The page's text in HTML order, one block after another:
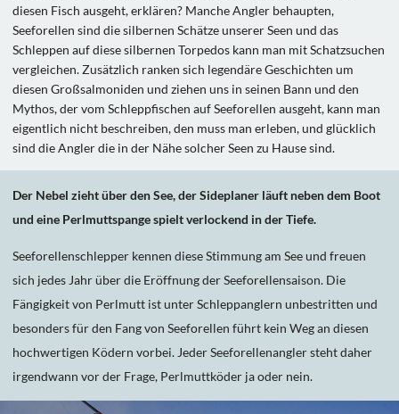
diesen Fisch ausgeht, erklären? Manche Angler behaupten,
Seeforellen sind die silbernen Schätze unserer Seen und das
Schleppen auf diese silbernen Torpedos kann man mit Schatzsuchen
vergleichen. Zusätzlich ranken sich legendäre Geschichten um
diesen Großsalmoniden und ziehen uns in seinen Bann und den
Mythos, der vom Schleppfischen auf Seeforellen ausgeht, kann man
eigentlich nicht beschreiben, den muss man erleben, und glücklich
sind die Angler die in der Nähe solcher Seen zu Hause sind.
Der Nebel zieht über den See, der Sideplaner läuft neben dem Boot
und eine Perlmuttspange spielt verlockend in der Tiefe.
Seeforellenschlepper kennen diese Stimmung am See und freuen
sich jedes Jahr über die Eröffnung der Seeforellensaison. Die
Fängigkeit von Perlmutt ist unter Schleppanglern unbestritten und
besonders für den Fang von Seeforellen führt kein Weg an diesen
hochwertigen Ködern vorbei. Jeder Seeforellenangler steht daher
irgendwann vor der Frage, Perlmuttköder ja oder nein.